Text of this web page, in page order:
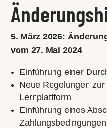
5. März 2026:
vom 27. Mai 2024
Einführung einer
Neue Regelungen
Lernplattform
Einführung eines
Zahlungsbedingungen